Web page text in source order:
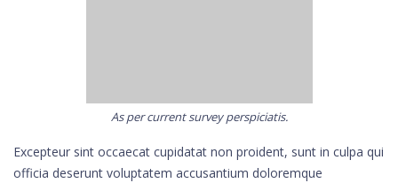
As per current survey perspiciatis.
Excepteur sint occaecat cupidatat non proident, sunt in culpa qui
officia deserunt voluptatem accusantium doloremque